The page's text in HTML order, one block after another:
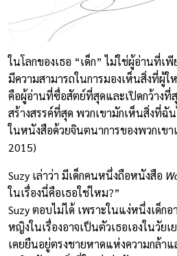
ในโลกของเธอ “เด็ก” ไม่ใช่ผู้อ่านที่
มีความสามารถในการมองเห็นสิ่งที่ผู้ใ
คือผู้อ่านที่ซื่อสัตย์ที่สุดและเปิดกว้างที่
สร้างสรรค์ที่สุด พวกเขามักเห็นสิ่งที่ฉั
ในหนังสือด้วยจินตนาการของพวกเขา
2015)
Suzy เล่าว่า มีเด็กคนหนึ่งถือหนังสือ
ในเรื่องนี่คือเธอใช่ไหม?”
Suzy ตอบไม่ได้ เพราะในแง่หนึ่งเด็ก
หญิงในเรื่องอาจเป็นตัวเธอเองในวัย
เคยยืนอยู่ตรงชายหาดแห่งความกล้า